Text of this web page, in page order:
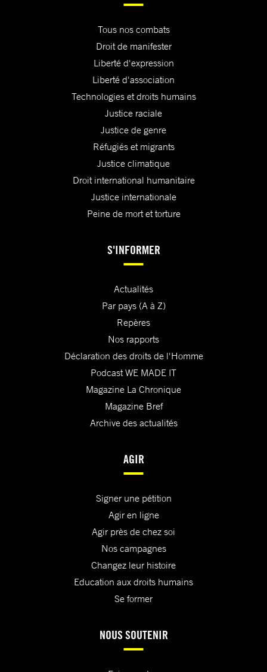
Tous nos combats
Droit de manifester
Liberté d'expression
Liberté d'association
Technologies et droits humains
Justice raciale
Justice de genre
Réfugiés et migrants
Justice climatique
Droit international humanitaire
Justice internationale
Peine de mort et torture
S'INFORMER
Actualités
Par pays (A à Z)
Repères
Nos rapports
Déclaration des droits de l'Homme
Podcast WE MADE IT
Magazine La Chronique
Magazine Bref
Archive des actualités
AGIR
Signer une pétition
Agir en ligne
Agir près de chez soi
Nos campagnes
Changez leur histoire
Education aux droits humains
Se former
NOUS SOUTENIR